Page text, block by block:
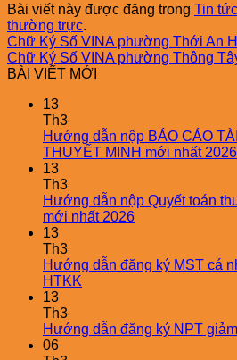
Bài viết này được đăng trong Tin tức
thường trực.
Chữ Ký Số VINA phường Thới An
Chữ Ký Số VINA phường Thông
BÀI VIẾT MỚI
13
Th3
Hướng dẫn nộp BÁO CÁO
THUYẾT MINH mới nhất 2026
13
Th3
Hướng dẫn nộp Quyết toán
mới nhất 2026
13
Th3
Hướng dẫn đăng ký MST cá
HTKK
13
Th3
Hướng dẫn đăng ký NPT
06